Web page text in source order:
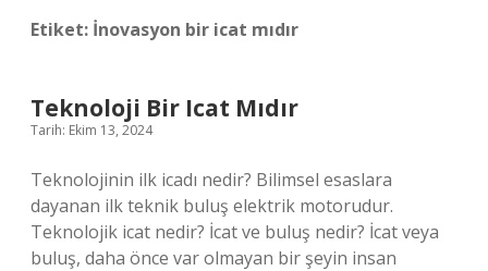
Etiket: İnovasyon bir icat mıdır
Teknoloji Bir Icat Mıdır
Tarih: Ekim 13, 2024
Teknolojinin ilk icadı nedir? Bilimsel esaslara
dayanan ilk teknik buluş elektrik motorudur.
Teknolojik icat nedir? İcat ve buluş nedir? İcat veya
buluş, daha önce var olmayan bir şeyin insan